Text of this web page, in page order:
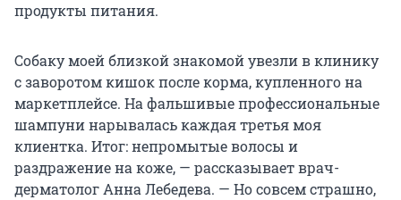
продукты питания.
Собаку моей близкой знакомой увезли в клинику
с заворотом кишок после корма, купленного на
маркетплейсе. На фальшивые профессиональные
шампуни нарывалась каждая третья моя
клиентка. Итог: непромытые волосы и
раздражение на коже, — рассказывает врач-
дерматолог Анна Лебедева. — Но совсем страшно,